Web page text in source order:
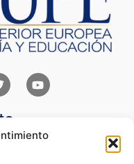
– Madrid